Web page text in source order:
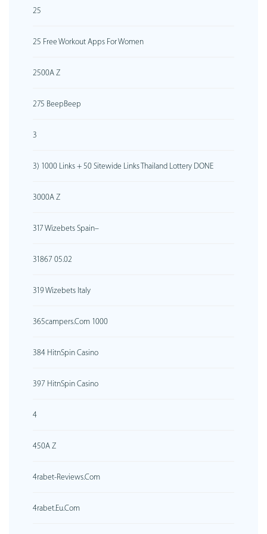
25
25 Free Workout Apps For Women
2500A Z
275 BeepBeep
3
3) 1000 Links + 50 Sitewide Links Thailand Lottery DONE
3000A Z
317 Wizebets Spain–
31867 05.02
319 Wizebets Italy
365campers.com 1000
384 HitnSpin Casino
397 HitnSpin Casino
4
450A Z
4rabet-Reviews.com
4rabet.eu.com